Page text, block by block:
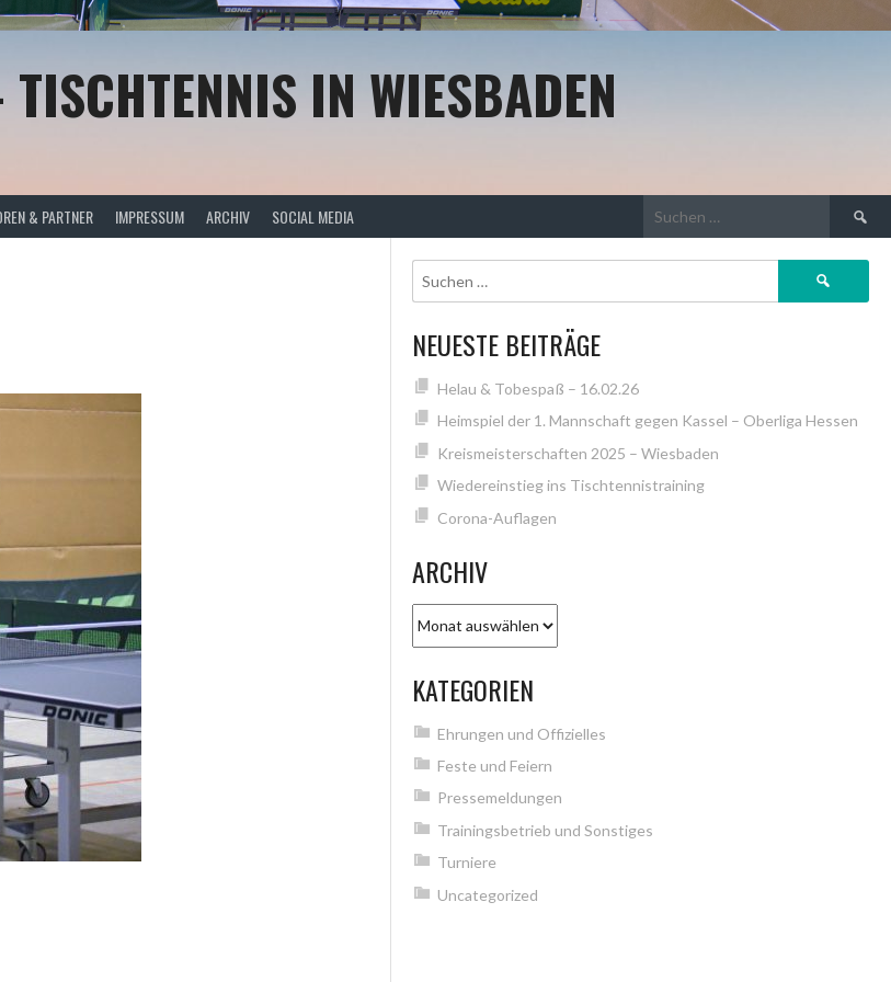
IN WIESBADEN
& PARTNER IMPRESSUM ARCHIV SOCIAL MEDIA
Suchen
nach:
Suchen
NEUESTE BEITRÄGE
Helau & Tobespaß – 16.02.26
Heimspiel der 1. Mannschaft gegen Kassel – Oberliga Hessen
Kreismeisterschaften 2025 – Wiesbaden
Wiedereinstieg ins Tischtennistraining
Corona-Auflagen
ARCHIV
KATEGORIEN
Ehrungen und Offizielles
Feste und Feiern
Pressemeldungen
Trainingsbetrieb und Sonstiges
Turniere
Uncategorized